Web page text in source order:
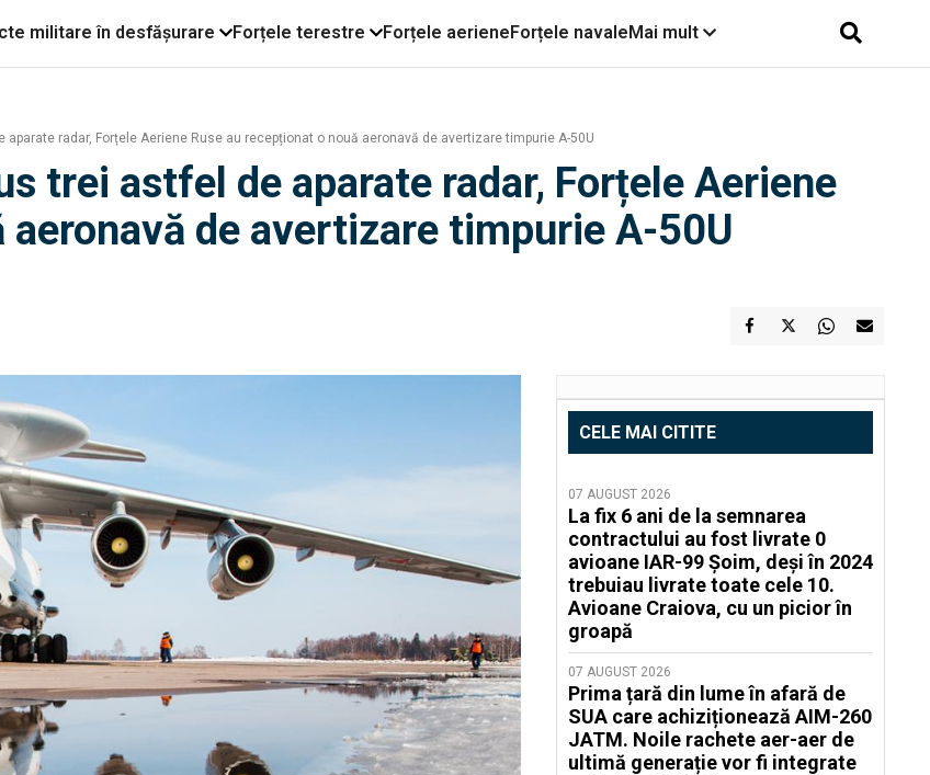
militare în desfășurare Forțele terestre Forțele aerieneForțele navaleMai mult
radar, Forțele Aeriene Ruse au recepționat o nouă aeronavă de avertizare timpurie A-50U
trei astfel de aparate radar, Forțele Aeriene
aeronavă de avertizare timpurie A-50U
CELE MAI CITITE
07 AUGUST 2026
La fix 6 ani de la semnarea
contractului au fost livrate 0
avioane IAR-99 Șoim, deși în 2024
trebuiau livrate toate cele 10.
Avioane Craiova, cu un picior în
groapă
07 AUGUST 2026
Prima țară din lume în afară de
SUA care achiziționează AIM-260
JATM. Noile rachete aer-aer de
ultimă generație vor fi integrate